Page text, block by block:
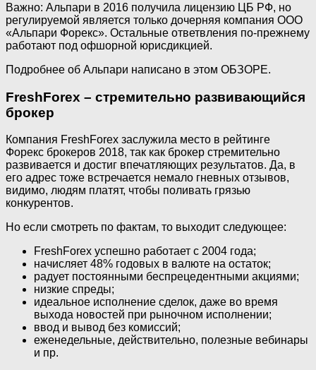
Важно: Альпари в 2016 получила лицензию ЦБ РФ, но
регулируемой является только дочерняя компания ООО
«Альпари Форекс». Остальные ответвления по-прежнему
работают под офшорной юрисдикцией.
Подробнее об Альпари написано в этом ОБЗОРЕ.
FreshForex – стремительно развивающийся
брокер
Компания FreshForex заслужила место в рейтинге
Форекс брокеров 2018, так как брокер стремительно
развивается и достиг впечатляющих результатов. Да, в
его адрес тоже встречается немало гневных отзывов,
видимо, людям платят, чтобы поливать грязью
конкурентов.
Но если смотреть по фактам, то выходит следующее:
FreshForex успешно работает с 2004 года;
начисляет 48% годовых в валюте на остаток;
радует постоянными беспрецедентными акциями;
низкие спреды;
идеальное исполнение сделок, даже во время
выхода новостей при рыночном исполнении;
ввод и вывод без комиссий;
еженедельные, действительно, полезные вебинары
и пр.